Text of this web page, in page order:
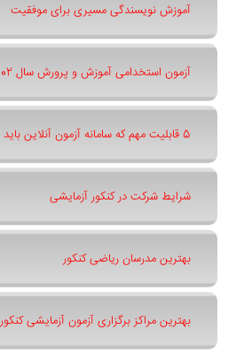
آموزش نویسندگی مسیری برای موفقیت
آزمون استخدامی آموزش و پرورش سال 1402 و 1401
5 قابلیت مهم که سامانه آزمون آنلاین باید داشته باشد
شرایط شرکت در کنکور آزمایشی
بهترین مدرسان ریاضی کنکور
بهترین مراکز برگزاری آزمون آزمایشی کنکور